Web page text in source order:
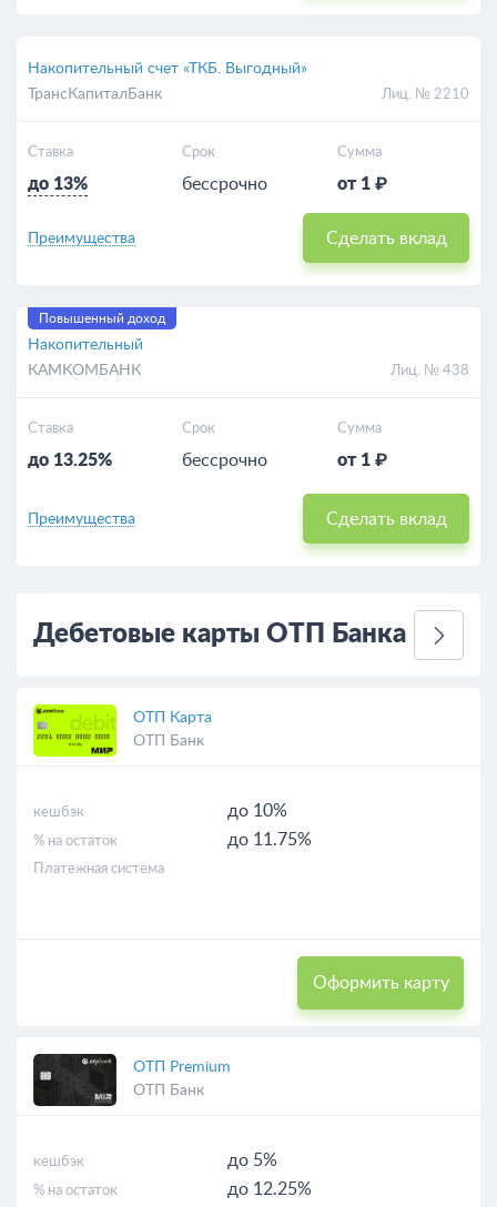
Накопительный счет «ТКБ. Выгодный»
ТрансКапиталБанк
Лиц. № 2210
Ставка
до 13%
Срок
бессрочно
Сумма
от 1 ₽
Преимущества Сделать вклад
Повышенный доход
Накопительный
КАМКОМБАНК
Лиц. № 438
Ставка
до 13.25%
Срок
бессрочно
Сумма
от 1 ₽
Преимущества Сделать вклад
Дебетовые карты ОТП Банка
ОТП Карта
ОТП Банк
кешбэк до 10%
% на остаток до 11.75%
Платежная система
Оформить карту
ОТП Premium
ОТП Банк
кешбэк до 5%
% на остаток до 12.25%